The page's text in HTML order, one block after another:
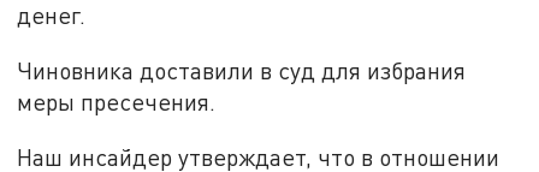
денег.
Чиновника доставили в суд для избрания
меры пресечения.
Наш инсайдер утверждает, что в отношении